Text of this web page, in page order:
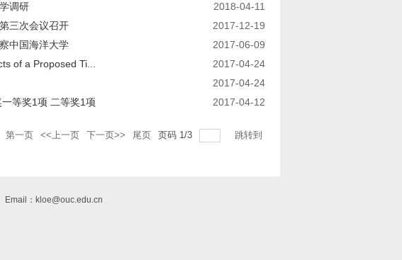
调研
2018-04-11
三次会议召开
2017-12-19
中国海洋大学
2017-06-09
of a Proposed Ti...
2017-04-24
2017-04-24
等奖1项 二等奖1项
2017-04-12
第一页 <<上一页 下一页>> 尾页 页码 1/3 跳转到
Email：kloe@ouc.edu.cn